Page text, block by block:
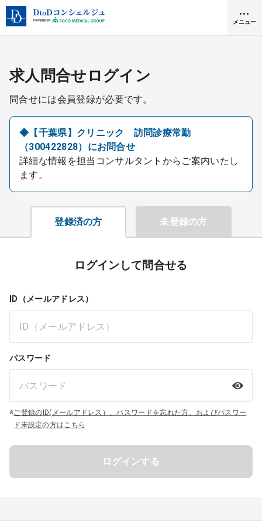
メニュー
クリニック開業
DtoDとは
お問合せ
医院の譲渡・売却をお考えの方
採用をお考えの医療機関の方
求人問合せログイン
問合せには会員登録が必要です。
◆【千葉県】クリニック 訪問診療常勤
（300422828）にお問合せ
詳細な情報を担当コンサルタントからご案内いたし
ます。
登録済の方 未登録の方
ログインして問合せる
ID（メールアドレス）
パスワード
※ご登録のID(メールアドレス）、パスワードを忘れた方、およびパスワー
ド未設定の方はこちら
ログインする